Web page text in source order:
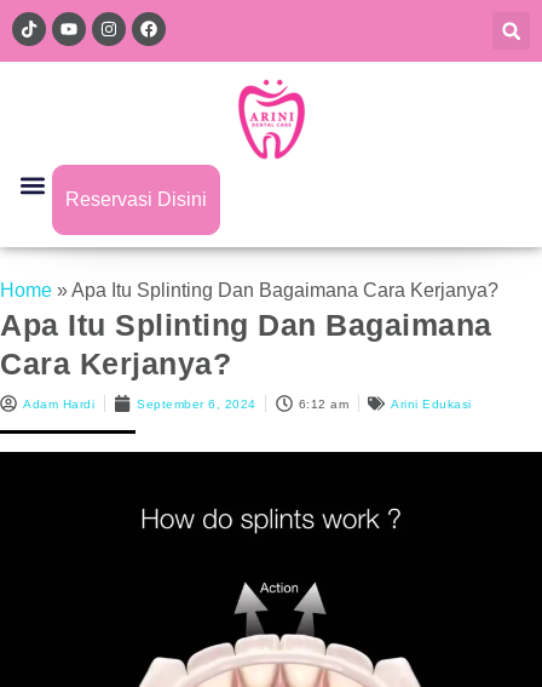
Reservasi Disini
Home »Apa Itu Splinting Dan Bagaimana Cara Kerjanya?
Apa Itu Splinting Dan Bagaimana
Cara Kerjanya?
Adam Hardi September 6, 2024 6:12 am Arini Edukasi